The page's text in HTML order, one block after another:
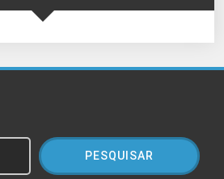
PESQUISAR